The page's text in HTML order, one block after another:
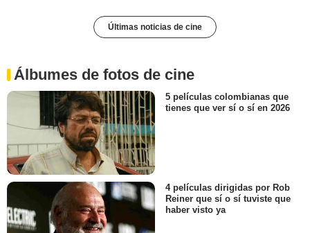
Últimas noticias de cine
Álbumes de fotos de cine
5 películas colombianas que
tienes que ver sí o sí en 2026
4 películas dirigidas por Rob
Reiner que sí o sí tuviste que
haber visto ya